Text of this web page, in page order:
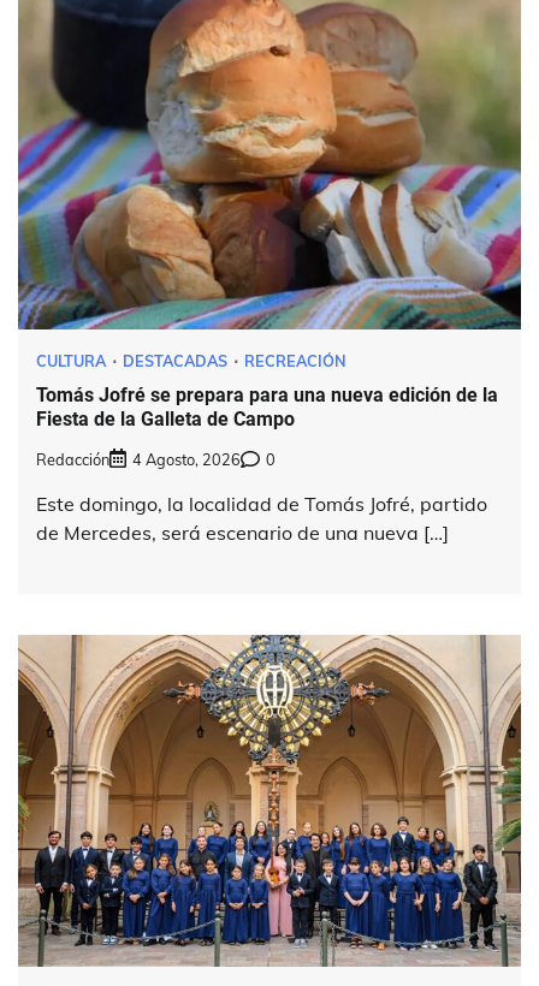
CULTURA DESTACADAS RECREACIÓN
Tomás Jofré se prepara para una nueva edición de la
Fiesta de la Galleta de Campo
Redacción 4 Agosto, 2026 0
Este domingo, la localidad de Tomás Jofré, partido
de Mercedes, será escenario de una nueva […]